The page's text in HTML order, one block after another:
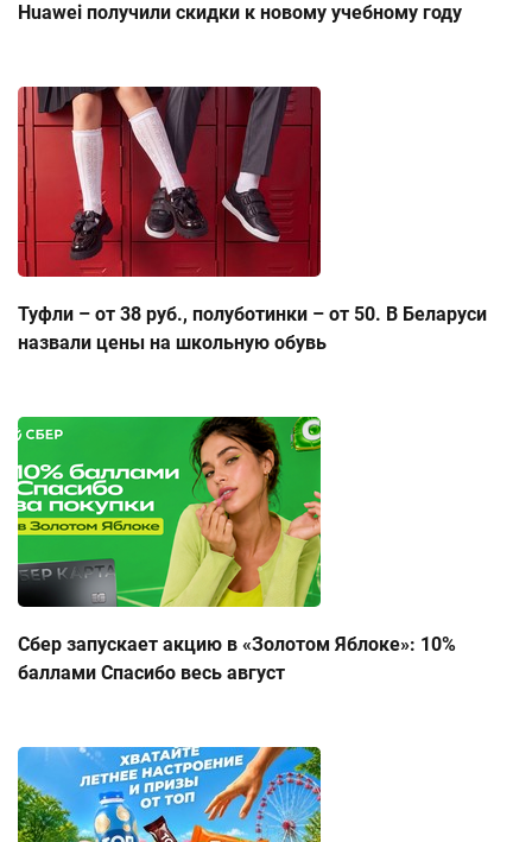
Huawei получили скидки к новому учебному году
Туфли – от 38 руб., полуботинки – от 50. В Беларуси
назвали цены на школьную обувь
Сбер запускает акцию в «Золотом Яблоке»: 10%
баллами Спасибо весь август